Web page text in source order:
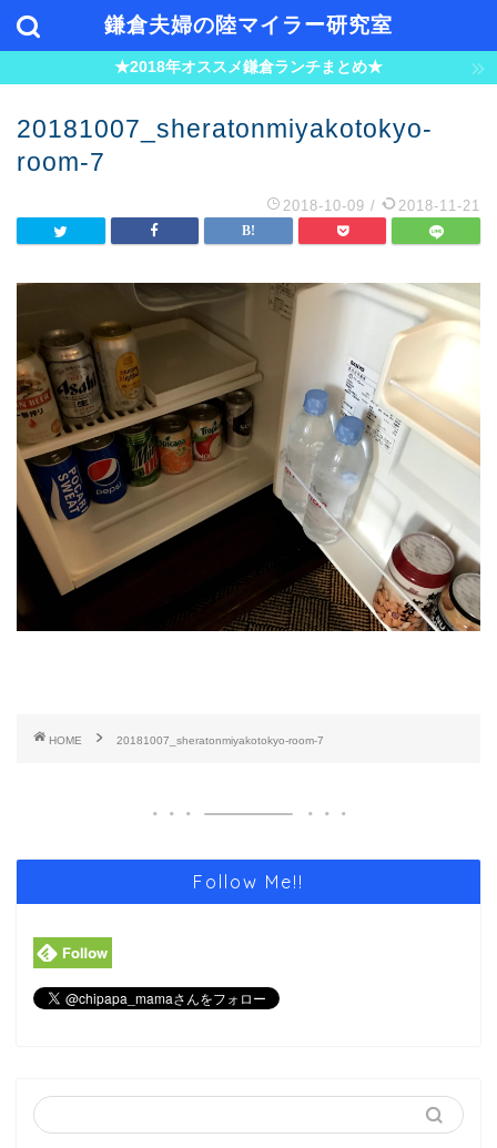
鎌倉夫婦の陸マイラー研究室
★2018年オススメ鎌倉ランチまとめ★
20181007_sheratonmiyakotokyo-
room-7
2018-10-09 / 2018-11-21
HOME 20181007_sheratonmiyakotokyo-room-7
Follow Me!!